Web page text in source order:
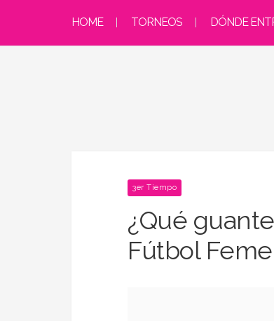
HOME TORNEOS DÓNDE
3er Tiempo
¿Qué
Fútbol